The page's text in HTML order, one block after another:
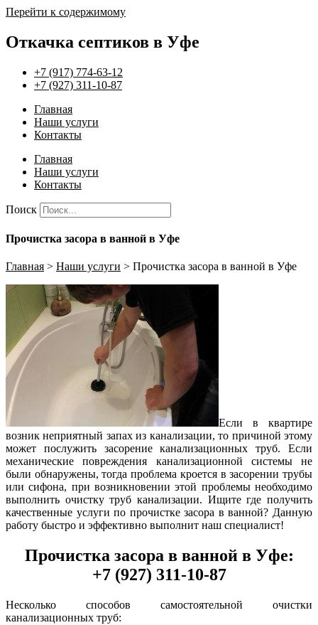
Перейти к содержимому
Откачка септиков в Уфе
+7 (917) 774-63-12
+7 (927) 311-10-87
Главная
Наши услуги
Контакты
Главная
Наши услуги
Контакты
Поиск
Прочистка засора в ванной в Уфе
Главная > Наши услуги > Прочистка засора в ванной в Уфе
Если в квартире
возник неприятный запах из канализации, то причиной этому
может послужить засорение канализационных труб. Если
механические повреждения канализационной системы не
были обнаружены, тогда проблема кроется в засорении трубы
или сифона, при возникновении этой проблемы необходимо
выполнить очистку труб канализации. Ищите где получить
качественные услуги по прочистке засора в ванной? Данную
работу быстро и эффективно выполнит наш специалист!
Прочистка засора в ванной в Уфе:
+7 (927) 311-10-87
Несколько способов самостоятельной очистки
канализационных труб: